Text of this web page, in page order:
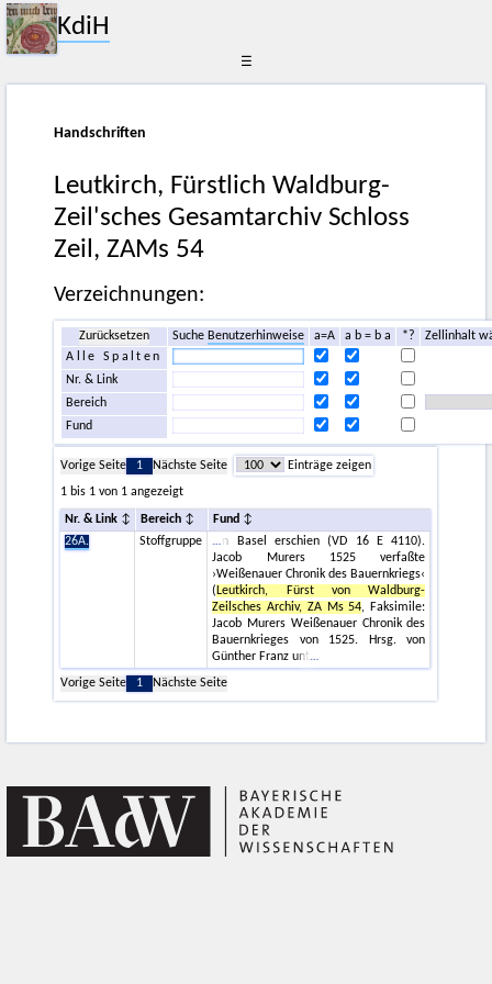
KdiH
☰
Handschriften
Leutkirch, Fürstlich Waldburg-
Zeil'sches Gesamtarchiv Schloss
Zeil, ZAMs 54
Verzeichnungen:
Zurücksetzen SucheBenutzerhinweise a=A a b = b a *?
Zellinhalt
Alle Spalten
Nr. & Link
Bereich
Fund
Vorige Seite 1 Nächste Seite
Einträge zeigen
1 bis 1 von 1 angezeigt
Nr. & Link Bereich
Fund
26A.
Stoffgruppe
n Basel er­schien (VD 16 E 4110).
Jacob Murers 1525 verfaßte
›Weißenauer Chronik des Bauernkriegs‹
(Leutkirch, Fürst von Waldburg-
Zeilsches Archiv, ZA Ms 54, Faksimile:
Jacob Murers Weißenauer Chronik des
Bauernkrieges von 1525. Hrsg. von
Günther Franz unt
Vorige Seite
1 Nächste Seite